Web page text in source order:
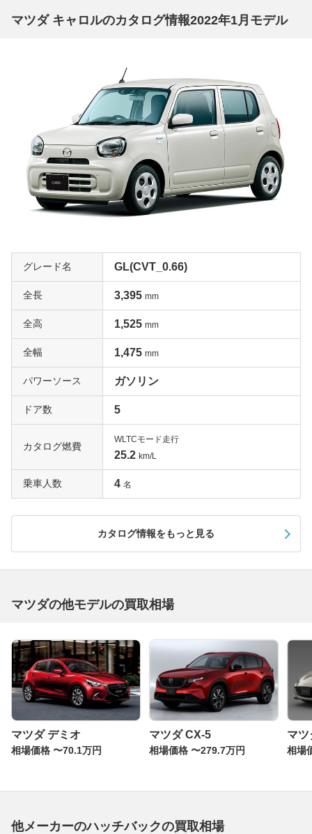
マツダ キャロルのカタログ情報2022年1月モデル
グレード名 GL(CVT_0.66)
全長 3,395 mm
全高 1,525 mm
全幅 1,475 mm
パワーソース ガソリン
ドア数 5
カタログ燃費
WLTCモード走行
25.2 km/L
乗車人数 4 名
カタログ情報をもっと見る
マツダの他モデルの買取相場
マツダ デミオ
相場価格 〜70.1万円
マツダ CX-5
相場価格 〜279.7万円
マツ
相場
他メーカーのハッチバックの買取相場